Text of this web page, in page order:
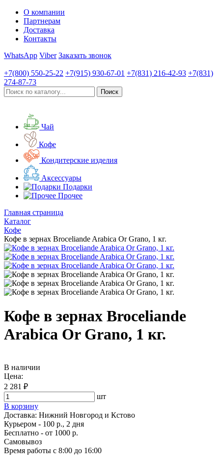
О компании
Партнерам
Доставка
Контакты
WhatsApp Viber Заказать звонок
+7(800) 550-25-22 +7(915) 930-67-01 +7(831) 216-42-93 +7(831)
274-87-73
Чай
Кофе
Кондитерские изделия
Аксессуары
Подарки
Прочее
Главная страница
Каталог
Кофе
Кофе в зернах Broceliande Arabica Or Grano, 1 кг.
Кофе в зернах Broceliande
Arabica Or Grano, 1 кг.
В наличии
Цена:
2 281 ₽
шт
В корзину
Доставка: Нижний Новгород и Кстово
Курьером - 100 р., 2 дня
Бесплатно - от 1000 р.
Самовывоз
Время работы с 8:00 до 16:00